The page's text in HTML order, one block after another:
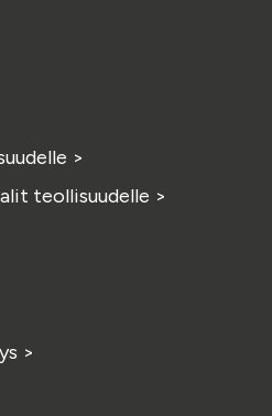
>
teollisuudelle >
>